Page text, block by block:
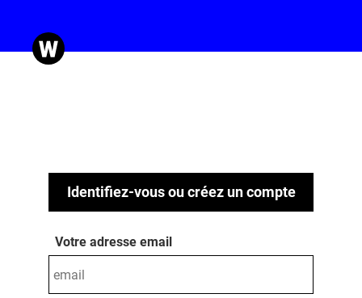
Identifiez-vous ou créez un compte
Votre adresse email